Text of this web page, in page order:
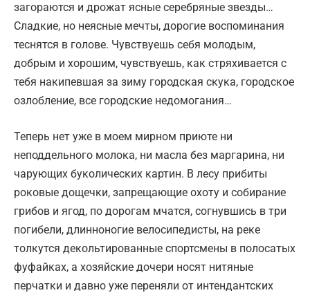
загораются и дрожат ясные серебряные звезды…
Сладкие, но неясные мечты, дорогие воспоминания
теснятся в голове. Чувствуешь себя молодым,
добрым и хорошим, чувствуешь, как стряхивается с
тебя накипевшая за зиму городская скука, городское
озлобление, все городские недомогания…
Теперь нет уже в моем мирном приюте ни
неподдельного молока, ни масла без маргарина, ни
чарующих буколических картин. В лесу прибиты
роковые дощечки, запрещающие охоту и собирание
грибов и ягод, по дорогам мчатся, согнувшись в три
погибели, длинноногие велосипедисты, на реке
толкутся декольтированные спортсмены в полосатых
фуфайках, а хозяйские дочери носят нитяные
перчатки и давно уже переняли от интендантских